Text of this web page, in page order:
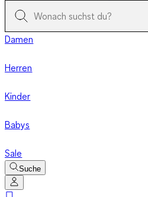
Damen
Herren
Kinder
Babys
Sale
Suche